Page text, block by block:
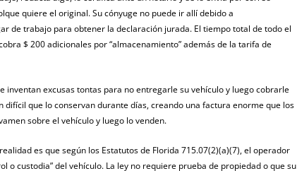
quiere el original. Su cónyuge no puede ir allí debido a
de trabajo para obtener la declaración jurada. El tiempo total de todo el
$ 200 adicionales por “almacenamiento” además de la tarifa de
excusas tontas para no entregarle su vehículo y luego cobrarle
que lo conservan durante días, creando una factura enorme que los
sobre el vehículo y luego lo venden.
es que según los Estatutos de Florida 715.07(2)(a)(7), el operador
custodia” del vehículo. La ley no requiere prueba de propiedad o que su